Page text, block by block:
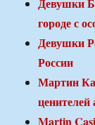
городе с
Девушки
России
Мартин
ценителей
Martin